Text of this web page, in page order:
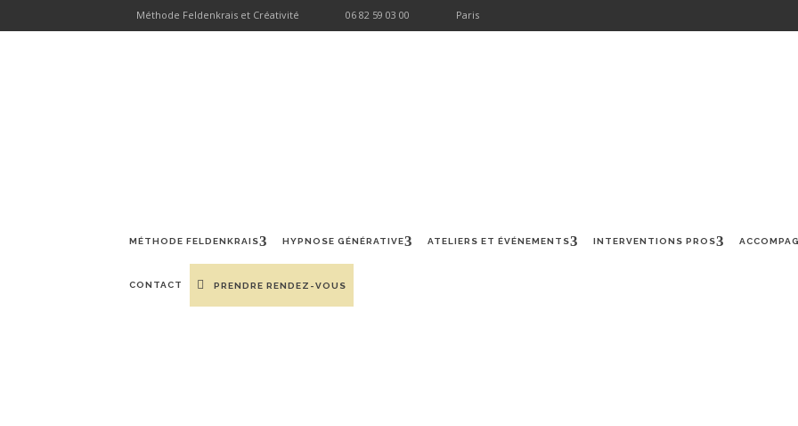
Méthode Feldenkrais et Créativité 06 82 59 03 00 Paris
MÉTHODE FELDENKRAIS HYPNOSE GÉNÉRATIVE ATELIERS ET ÉVÉNEMENTS INTERVENTIONS PROS
CONTACT PRENDRE RENDEZ-VOUS
MÉTHODE FELDENKRAIS HYPNOSE GÉNÉRATIVE ATELIERS ET ÉVÉNEMENTS